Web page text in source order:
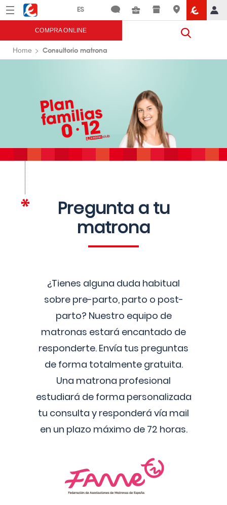
Menú Eroski
COMPRA ONLINE
Home Consultorio matrona
Pregunta a tu
matrona
¿Tienes alguna duda habitual
sobre pre-parto, parto o post-
parto? Nuestro equipo de
matronas estará encantado de
responderte. Envía tus preguntas
de forma totalmente gratuita.
Una matrona profesional
estudiará de forma personalizada
tu consulta y responderá vía mail
en un plazo máximo de 72 horas.